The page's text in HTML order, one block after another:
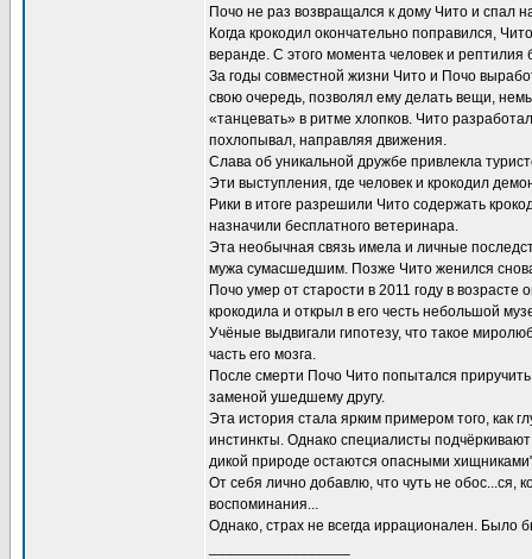
Почо не раз возвращался к дому Чито и спал
Когда крокодил окончательно поправился,
веранде. С этого момента человек и рептилия
За годы совместной жизни Чито и Почо
свою очередь, позволял ему делать вещи,
«танцевать» в ритме хлопков. Чито
похлопывал, направляя движения.
Слава об уникальной дружбе привлекла
Эти выступления, где человек и крокодил
Рики в итоге разрешили Чито содержать
назначили бесплатного ветеринара.
Эта необычная связь имела и личные
мужа сумасшедшим. Позже Чито женился
Почо умер от старости в 2011 году в
крокодила и открыл в его честь небольшой
Учёные выдвигали гипотезу, что такое
часть его мозга.
После смерти Почо Чито попытался
заменой ушедшему другу.
Эта история стала ярким примером того, как
инстинкты. Однако специалисты
дикой природе остаются опасными
От себя лично добавлю, что чуть не обос...ся,
воспоминания...
Однако, страх не всегда иррационален. Было